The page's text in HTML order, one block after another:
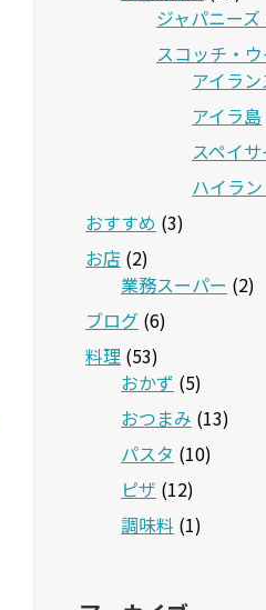
ジャパニー
スコッチ・
アイラン
アイラ島
スペイ
ハイラン
おすすめ (3)
お店 (2)
業務スーパー (2)
ブログ (6)
料理 (53)
おかず (5)
おつまみ (13)
パスタ (10)
ピザ (12)
調味料 (1)